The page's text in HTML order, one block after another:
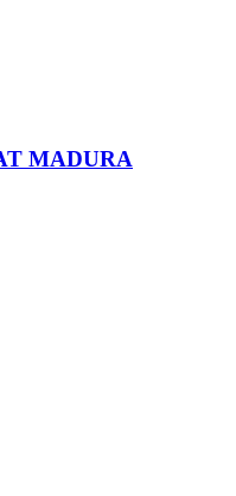
MADURA